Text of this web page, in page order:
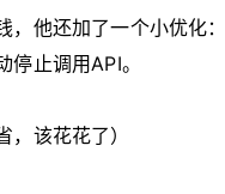
，他还加了一个小优化
停止调用API。
，该花花了）